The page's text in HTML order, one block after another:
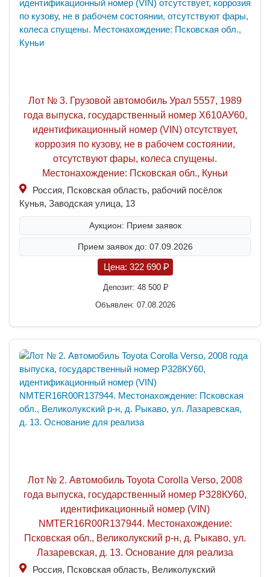
Лот № 3. Грузовой автомобиль Урал 5557, 1989
года выпуска, государственный номер Х610АУ60,
идентификационный номер (VIN) отсутствует,
коррозия по кузову, не в рабочем состоянии,
отсутствуют фары, колеса спущены.
Местонахождение: Псковская обл., Куньи
Россия, Псковская область, рабочий посёлок
Кунья, Заводская улица, 13
Аукцион: Прием заявок
Прием заявок до: 07.09.2026
Цена: 322 690 P
Депозит: 48 500P
Объявлен: 07.08.2026
Лот № 2. Автомобиль Toyota Corolla Verso, 2008
года выпуска, государственный номер Р328КУ60,
идентификационный номер (VIN)
NMTER16R00R137944. Местонахождение:
Псковская обл., Великолукский р-н, д. Рыкаво, ул.
Лазаревская, д. 13. Основание для реализа
Россия, Псковская область, Великолукский